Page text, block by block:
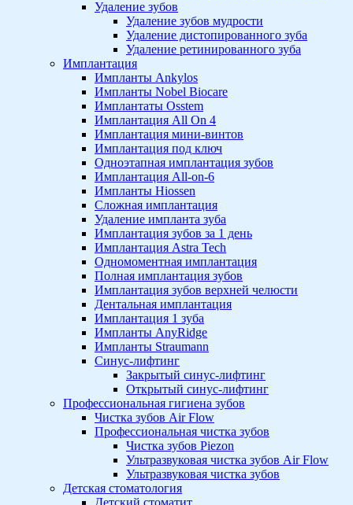
Удаление зубов
Удаление зубов мудрости
Удаление дистопированного зуба
Удаление ретинированного зуба
Имплантация
Импланты Ankylos
Импланты Nobel Biocare
Имплантаты Osstem
Имплантация All On 4
Имплантация мини-винтов
Имплантация под ключ
Одноэтапная имплантация зубов
Имплантация All-on-6
Импланты Hiossen
Сложная имплантация
Удаление импланта зуба
Имплантация зубов за 1 день
Имплантация Astra Tech
Одномоментная имплантация
Полная имплантация зубов
Имплантация зубов верхней челюсти
Дентальная имплантация
Имплантация 1 зуба
Импланты AnyRidge
Импланты Straumann
Синус-лифтинг
Закрытый синус-лифтинг
Открытый синус-лифтинг
Профессиональная гигиена зубов
Чистка зубов Air Flow
Профессиональная чистка зубов
Чистка зубов Piezon
Ультразвуковая чистка зубов Air Flow
Ультразвуковая чистка зубов
Детская стоматология
Детский стоматит